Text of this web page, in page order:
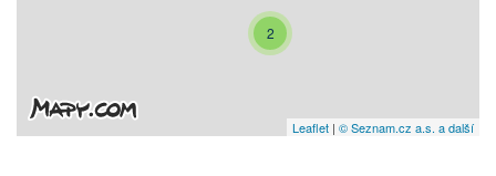
2
Leaflet | © Seznam.cz a.s. a další